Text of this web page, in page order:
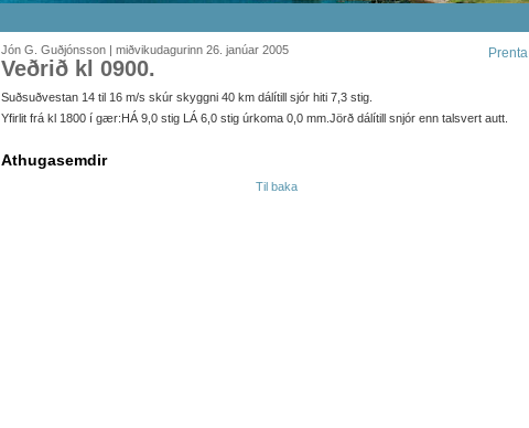
Jón G. Guðjónsson | miðvikudagurinn 26. janúar 2005 Prenta
Veðrið kl 0900.
Suðsuðvestan 14 til 16 m/s skúr skyggni 40 km dálítill sjór hiti 7,3 stig.
Yfirlit frá kl 1800 í gær:HÁ 9,0 stig LÁ 6,0 stig úrkoma 0,0 mm.Jörð dálítill snjór enn talsvert autt.
Athugasemdir
Til baka